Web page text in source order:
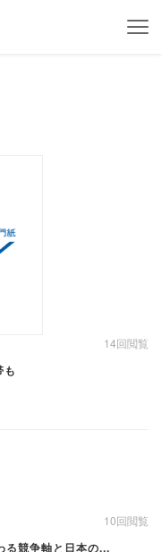
14回閲覧
10回閲覧
る競争軸と日本の...